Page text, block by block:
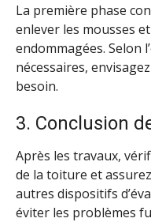
La première phase
enlever les mousses
endommagées. Selon
nécessaires,
besoin.
3. Conclusion
Après les travaux,
de la toiture et
autres dispositifs
éviter les problèmes